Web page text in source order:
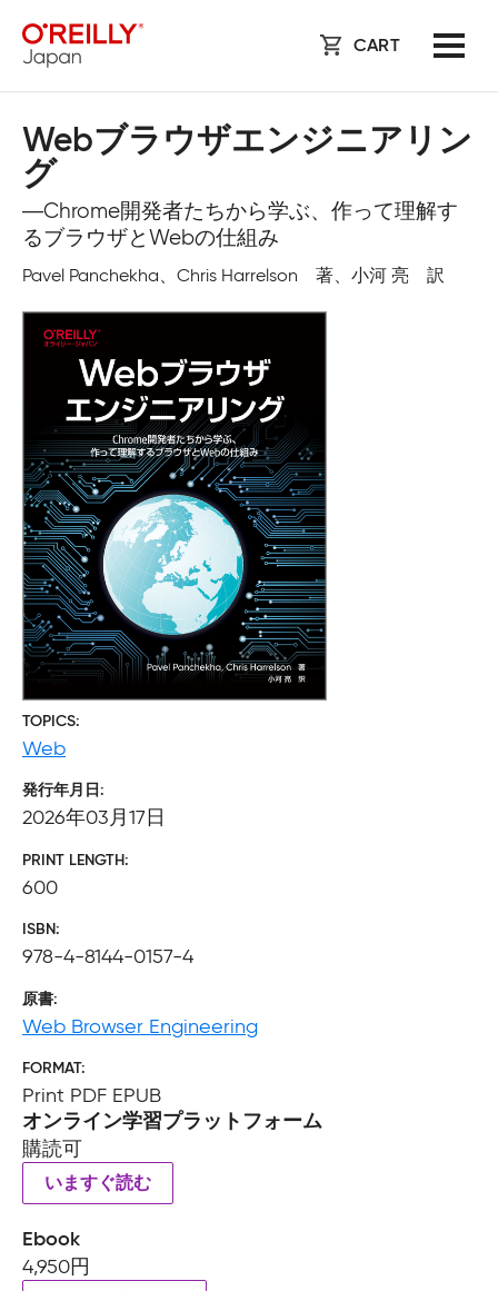
CART
Webブラウザエンジニアリン
グ
―Chrome開発者たちから学ぶ、作って理解す
るブラウザとWebの仕組み
Pavel Panchekha、Chris Harrelson 著、小河 亮 訳
TOPICS
Web
発行年月日
2026年03月17日
PRINT LENGTH
600
ISBN
978-4-8144-0157-4
原書
Web Browser Engineering
FORMAT
Print PDF EPUB
オンライン学習プラットフォーム
購読可
いますぐ読む
Ebook
4,950円